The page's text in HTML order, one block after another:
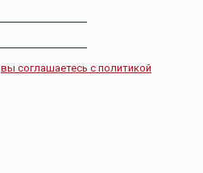
вы соглашаетесь с политикой